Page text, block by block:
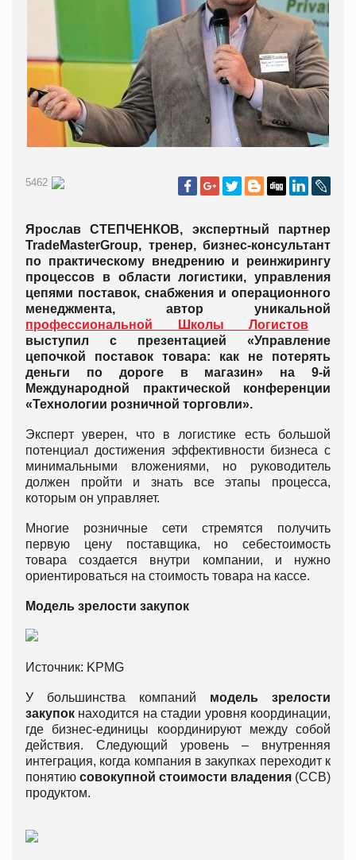
5462
Ярослав СТЕПЧЕНКОВ, экспертный партнер
TradeMasterGroup, тренер, бизнес-консультант
по практическому внедрению и реинжирингу
процессов в области логистики, управления
цепями поставок, снабжения и операционного
менеджмента, автор уникальной
профессиональной Школы Логистов
выступил с презентацией «Управление
цепочкой поставок товара: как не потерять
деньги по дороге в магазин» на 9-й
Международной практической конференции
«Технологии розничной торговли».
Эксперт уверен, что в логистике есть большой
потенциал достижения эффективности бизнеса с
минимальными вложениями, но руководитель
должен пройти и знать все этапы процесса,
которым он управляет.
Многие розничные сети стремятся получить
первую цену поставщика, но себестоимость
товара создается внутри компании, и нужно
ориентироваться на стоимость товара на кассе.
Модель зрелости закупок
Источник: KPMG
У большинства компаний модель зрелости
закупок находится на стадии уровня координации,
где бизнес-единицы координируют между собой
действия. Следующий уровень – внутренняя
интеграция, когда компания в закупках переходит к
понятию совокупной стоимости владения (ССВ)
продуктом.